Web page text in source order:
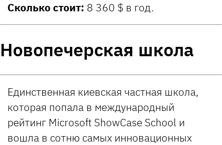
Сколько стоит: 8 360 $ в год.
Новопечерская школа
Единственная киевская частная школа,
которая попала в международный
рейтинг Microsoft ShowCase School и
вошла в сотню самых инновационных